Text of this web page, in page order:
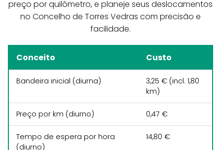
preço por quilômetro, e planeje seus deslocamentos
no Concelho de Torres Vedras com precisão e
facilidade.
Conceito Custo
Bandeira inicial (diurna)
3,25 € (incl. 1,80
km)
Preço por km (diurno) 0,47 €
Tempo de espera por hora
(diurno)
14,80 €